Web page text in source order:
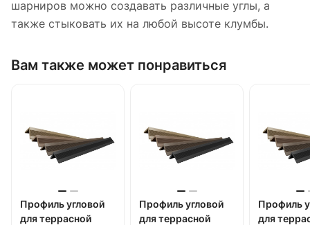
шарниров можно создавать различные углы, а
также стыковать их на любой высоте клумбы.
Вам также может понравиться
Профиль угловой
для террасной
Профиль угловой
для террасной
Профиль
для